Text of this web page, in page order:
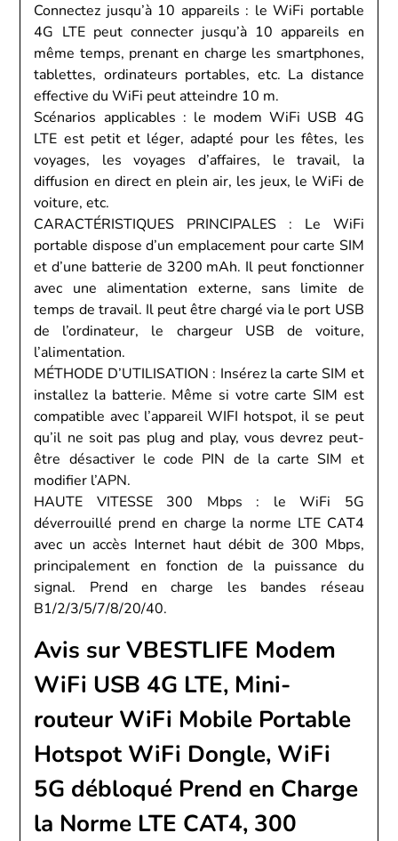
Connectez jusqu’à 10 appareils : le WiFi portable
4G LTE peut connecter jusqu’à 10 appareils en
même temps, prenant en charge les smartphones,
tablettes, ordinateurs portables, etc. La distance
effective du WiFi peut atteindre 10 m.
Scénarios applicables : le modem WiFi USB 4G
LTE est petit et léger, adapté pour les fêtes, les
voyages, les voyages d’affaires, le travail, la
diffusion en direct en plein air, les jeux, le WiFi de
voiture, etc.
CARACTÉRISTIQUES PRINCIPALES : Le WiFi
portable dispose d’un emplacement pour carte SIM
et d’une batterie de 3200 mAh. Il peut fonctionner
avec une alimentation externe, sans limite de
temps de travail. Il peut être chargé via le port USB
de l’ordinateur, le chargeur USB de voiture,
l’alimentation.
MÉTHODE D’UTILISATION : Insérez la carte SIM et
installez la batterie. Même si votre carte SIM est
compatible avec l’appareil WIFI hotspot, il se peut
qu’il ne soit pas plug and play, vous devrez peut-
être désactiver le code PIN de la carte SIM et
modifier l’APN.
HAUTE VITESSE 300 Mbps : le WiFi 5G
déverrouillé prend en charge la norme LTE CAT4
avec un accès Internet haut débit de 300 Mbps,
principalement en fonction de la puissance du
signal. Prend en charge les bandes réseau
B1/2/3/5/7/8/20/40.
Avis sur VBESTLIFE Modem
WiFi USB 4G LTE, Mini-
routeur WiFi Mobile Portable
Hotspot WiFi Dongle, WiFi
5G débloqué Prend en Charge
la Norme LTE CAT4, 300